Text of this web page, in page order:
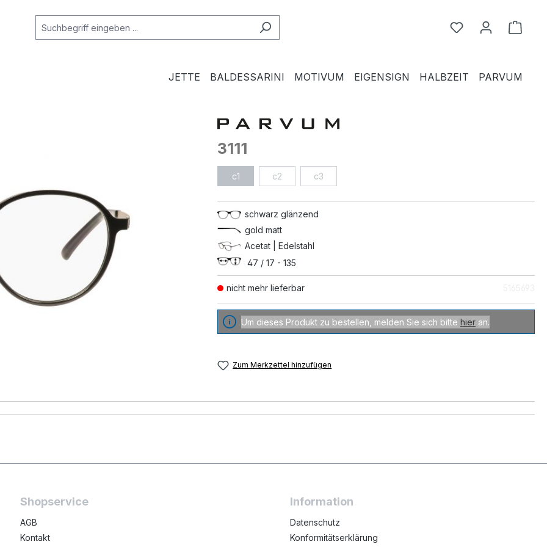
Du hast 0
JETTE BALDESSARINI MOTIVUM EIGENSIGN HALBZEIT PARVUM
nicht mehr lieferbar
3111
c1 c2 c3
schwarz glänzend
gold matt
Acetat | Edelstahl
47 / 17 - 135
Um dieses Produkt zu bestellen, melden Sie sich bitte hier an.
Zum Merkzettel hinzufügen
Shopservice
AGB
Kontakt
Information
Datenschutz
Konformitätserklärung